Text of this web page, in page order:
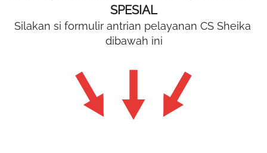
SPESIAL
Silakan si formulir antrian pelayanan CS Sheika
dibawah ini